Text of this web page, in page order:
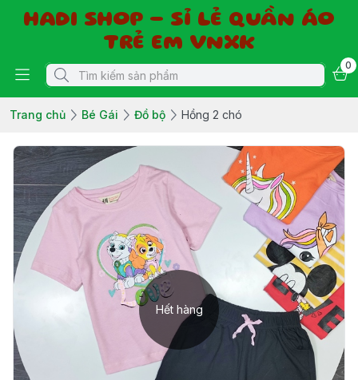
HADI SHOP - SỈ LẺ QUẦN ÁO
TRẺ EM VNXK
0
Trang chủ Bé Gái Đồ bộ Hồng 2 chó
Hết hàng